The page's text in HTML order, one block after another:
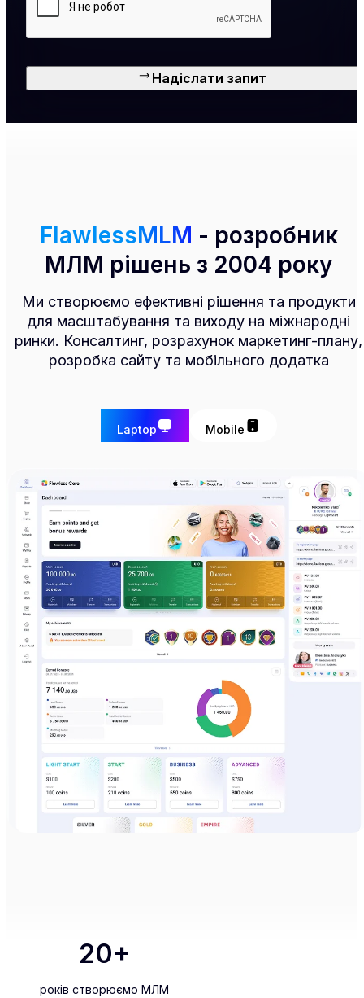
Надіслати запит
FlawlessMLM - розробник
МЛМ рішень з 2004 року
Ми створюємо ефективні рішення та продукти
для масштабування та виходу на міжнародні
ринки. Консалтинг, розрахунок маркетинг-плану,
розробка сайту та мобільного додатка
Laptop Mobile
20+
років створюємо МЛМ